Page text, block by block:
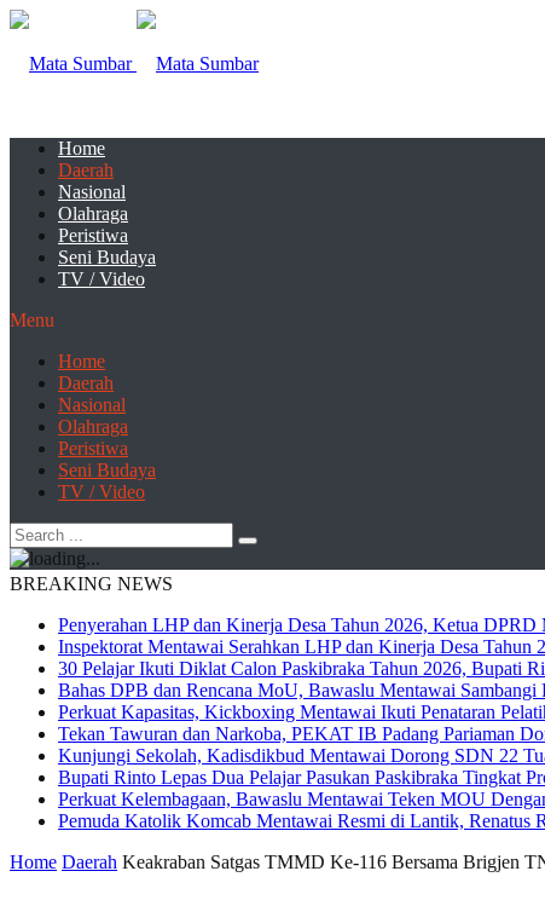
Home
Daerah
Nasional
Olahraga
Peristiwa
Seni Budaya
TV / Video
Menu
Home
Daerah
Nasional
Olahraga
Peristiwa
Seni Budaya
TV / Video
BREAKING NEWS
Penyerahan LHP dan Kinerja Desa Tahun 2026, Ketua DPRD
Inspektorat Mentawai Serahkan LHP dan Kinerja Desa Tahun
30 Pelajar Ikuti Diklat Calon Paskibraka Tahun 2026, Bupati
Bahas DPB dan Rencana MoU, Bawaslu Mentawai Sambangi
Perkuat Kapasitas, Kickboxing Mentawai Ikuti Penataran
Tekan Tawuran dan Narkoba, PEKAT IB Padang Pariaman
Kunjungi Sekolah, Kadisdikbud Mentawai Dorong SDN 22
Bupati Rinto Lepas Dua Pelajar Pasukan Paskibraka Tingkat
Perkuat Kelembagaan, Bawaslu Mentawai Teken MOU
Pemuda Katolik Komcab Mentawai Resmi di Lantik, Renatus
Home Daerah Keakraban Satgas TMMD Ke-116 Bersama Brigjen